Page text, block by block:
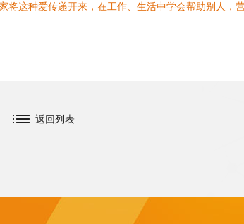
这种爱传递开来，在工作、生活中学会帮助别人，
返回列表